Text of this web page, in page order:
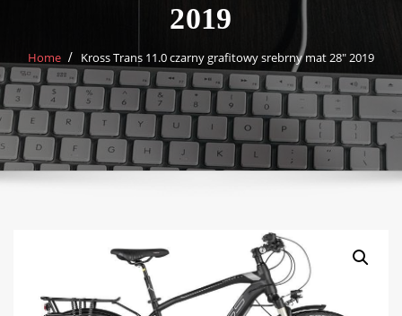
2019
Home Kross Trans 11.0 czarny grafitowy srebrny mat 28″ 2019